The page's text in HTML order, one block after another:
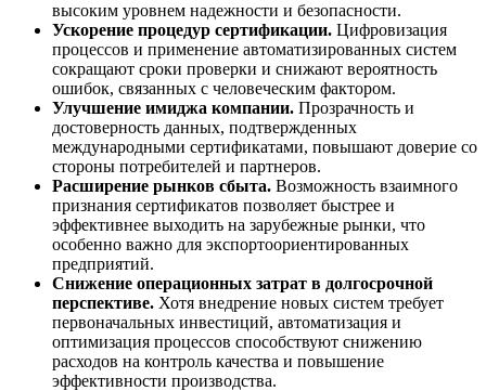
высоким уровнем надежности и безопасности.
Ускорение процедур сертификации. Цифровизация
процессов и применение автоматизированных систем
сокращают сроки проверки и снижают вероятность
ошибок, связанных с человеческим фактором.
Улучшение имиджа компании. Прозрачность и
достоверность данных, подтвержденных
международными сертификатами, повышают доверие со
стороны потребителей и партнеров.
Расширение рынков сбыта. Возможность взаимного
признания сертификатов позволяет быстрее и
эффективнее выходить на зарубежные рынки, что
особенно важно для экспортоориентированных
предприятий.
Снижение операционных затрат в долгосрочной
перспективе. Хотя внедрение новых систем требует
первоначальных инвестиций, автоматизация и
оптимизация процессов способствуют снижению
расходов на контроль качества и повышение
эффективности производства.